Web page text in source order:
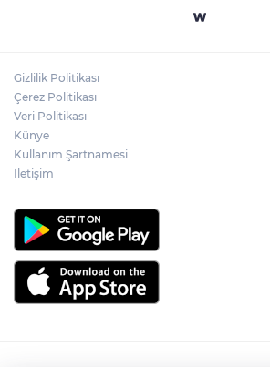
Gizlilik Politikası
Çerez Politikası
Veri Politikası
Künye
Kullanım Şartnamesi
İletişim